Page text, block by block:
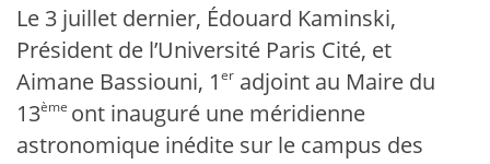
Le 3 juillet dernier, Édouard Kaminski,
Président de l’Université Paris Cité, et
Aimane Bassiouni, 1 er adjoint au Maire du
13ème ont inauguré une méridienne
astronomique inédite sur le campus des